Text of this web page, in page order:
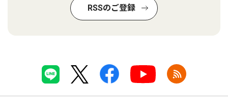
RSSのご登録